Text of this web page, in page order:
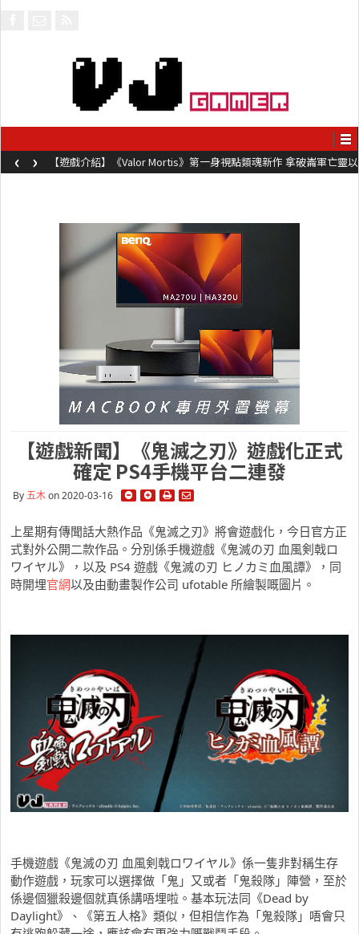
【遊戲介紹】《Valor Mortis》第一身視點類魂新作 拿破崙軍亡靈以
槍械劍與魔法殺敵
‹ ›
【遊戲新聞】《鬼滅之刃》遊戲化正式
確定 PS4手機平台二連發
By五木on 2020-03-16
上星期有傳聞話大熱作品《鬼滅之刃》將會遊戲化，今日官方正
式對外公開二款作品。分別係手機遊戲《鬼滅の刃 血風剣戟ロ
ワイヤル》，以及 PS4 遊戲《鬼滅の刃 ヒノカミ血風譚》，同
時開埋官網以及由動畫製作公司 ufotable 所繪製嘅圖片。
手機遊戲《鬼滅の刃 血風剣戟ロワイヤル》係一隻非對稱生存
動作遊戲，玩家可以選擇做「鬼」又或者「鬼殺隊」陣營，至於
係邊個獵殺邊個就真係講唔埋啦。基本玩法同《Dead by
Daylight》、《第五人格》類似，但相信作為「鬼殺隊」唔會只